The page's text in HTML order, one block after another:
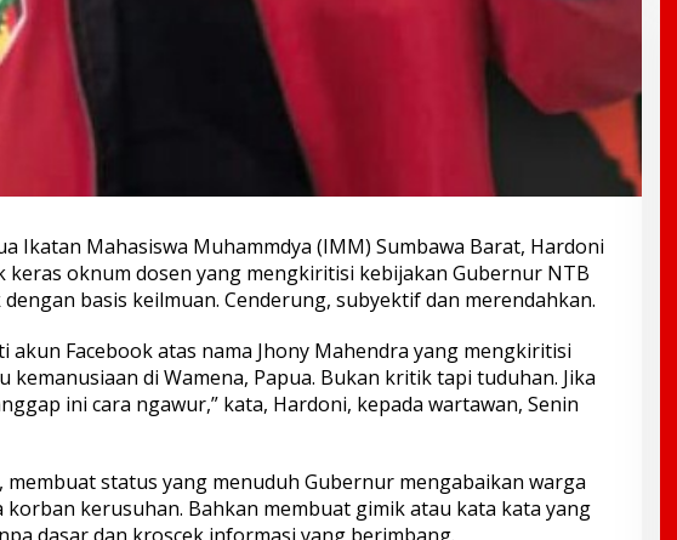
Ikatan Mahasiswa Muhammdya (IMM) Sumbawa Barat, Hardoni
keras oknum dosen yang mengkiritisi kebijakan Gubernur NTB
basis keilmuan. Cenderung, subyektif dan merendahkan.
akun Facebook atas nama Jhony Mahendra yang mengkiritisi
kemanusiaan di Wamena, Papua. Bukan kritik tapi tuduhan. Jika
ini cara ngawur,” kata, Hardoni, kepada wartawan, Senin
membuat status yang menuduh Gubernur mengabaikan warga
korban kerusuhan. Bahkan membuat gimik atau kata kata yang